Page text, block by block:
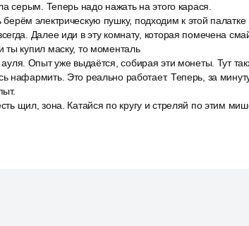
серым. Теперь надо нажать на этого карася.
электрическую пушку, подходим к этой палатке
Далее иди в эту комнату, которая помечена
купил маску, то моменталь
Опыт уже выдаётся, собирая эти монеты. Тут
нафармить. Это реально работает. Теперь, за
щил, зона. Катайся по кругу и стреляй по этим